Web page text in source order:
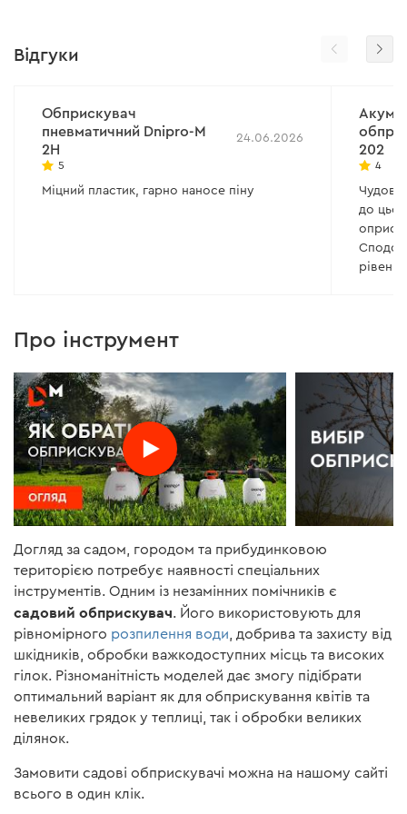
Відгуки
Обприскувач
пневматичний Dnipro-M
2H
5
24.06.2026
Міцний пластик, гарно наносе піну
202
4
до
рівень
Про інструмент
Догляд за садом, городом та прибудинковою
територією потребує наявності спеціальних
інструментів. Одним із незамінних помічників є
садовий обприскувач. Його використовують для
рівномірного розпилення води , добрива та захисту від
шкідників, обробки важкодоступних місць та високих
гілок. Різноманітність моделей дає змогу підібрати
оптимальний варіант як для обприскування квітів та
невеликих грядок у теплиці, так і обробки великих
ділянок.
Замовити садові обприскувачі можна на нашому сайті
всього в один клік.